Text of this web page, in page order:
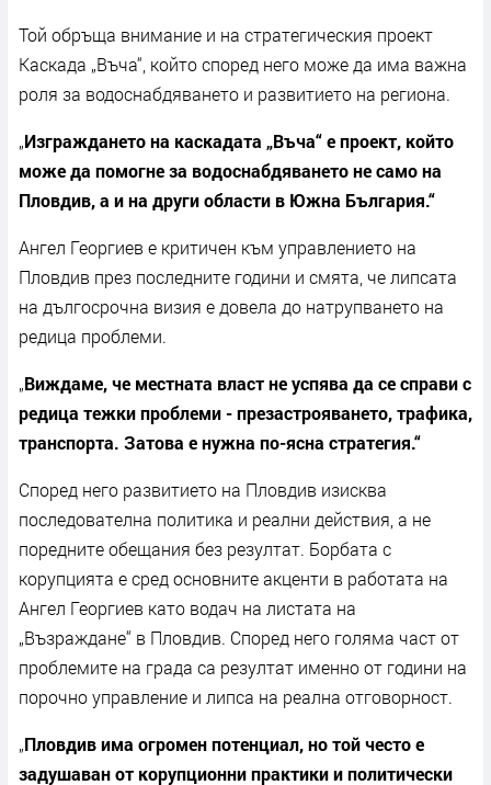
Той обръща внимание и на стратегическия проект
Каскада „Въча“, който според него може да има важна
роля за водоснабдяването и развитието на региона.
„Изграждането на каскадата „Въча“ е проект, който
може да помогне за водоснабдяването не само на
Пловдив, а и на други области в Южна България.“
Ангел Георгиев е критичен към управлението на
Пловдив през последните години и смята, че липсата
на дългосрочна визия е довела до натрупването на
редица проблеми.
„Виждаме, че местната власт не успява да се справи с
редица тежки проблеми - презастрояването, трафика,
транспорта. Затова е нужна по-ясна стратегия.“
Според него развитието на Пловдив изисква
последователна политика и реални действия, а не
поредните обещания без резултат. Борбата с
корупцията е сред основните акценти в работата на
Ангел Георгиев като водач на листата на
„Възраждане“ в Пловдив. Според него голяма част от
проблемите на града са резултат именно от години на
порочно управление и липса на реална отговорност.
„Пловдив има огромен потенциал, но той често е
задушаван от корупционни практики и политически